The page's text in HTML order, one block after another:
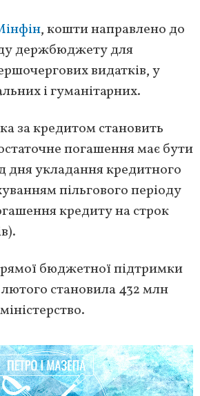
, кошти направлено до
держбюджету для
видатків, у
і гуманітарних.
за кредитом становить
погашення має бути
дня укладання кредитного
пільгового періоду
кредиту на строк
бюджетної підтримки
лютого становила 432 млн